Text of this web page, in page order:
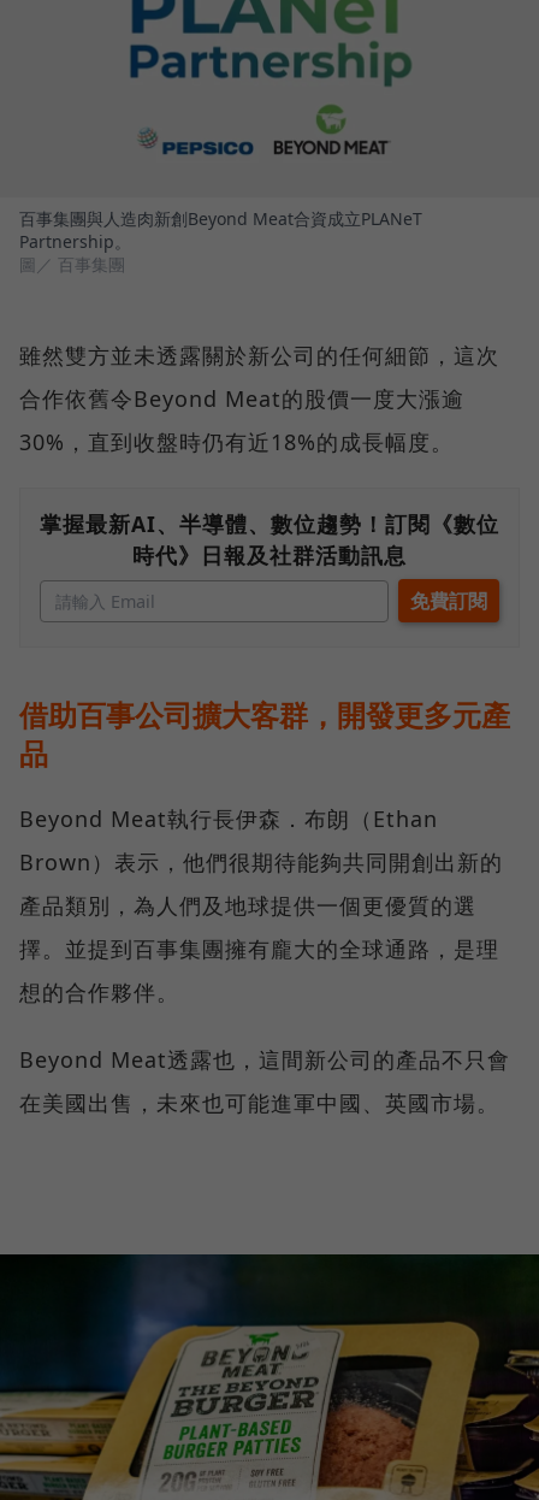
百事集團與人造肉新創Beyond Meat合資成立PLANeT
Partnership。
圖／ 百事集團
雖然雙方並未透露關於新公司的任何細節，這次
合作依舊令Beyond Meat的股價一度大漲逾
30%，直到收盤時仍有近18%的成長幅度。
掌握最新AI、半導體、數位趨勢！訂閱《數位
時代》日報及社群活動訊息
借助百事公司擴大客群，開發更多元產
品
Beyond Meat執行長伊森．布朗（Ethan
Brown）表示，他們很期待能夠共同開創出新的
產品類別，為人們及地球提供一個更優質的選
擇。並提到百事集團擁有龐大的全球通路，是理
想的合作夥伴。
Beyond Meat透露也，這間新公司的產品不只會
在美國出售，未來也可能進軍中國、英國市場。